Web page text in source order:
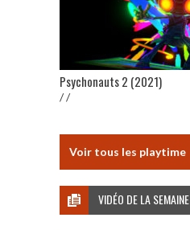
Psychonauts 2 (2021)
/ /
Voir tous les playtime
VIDÉO DE LA SEMAINE